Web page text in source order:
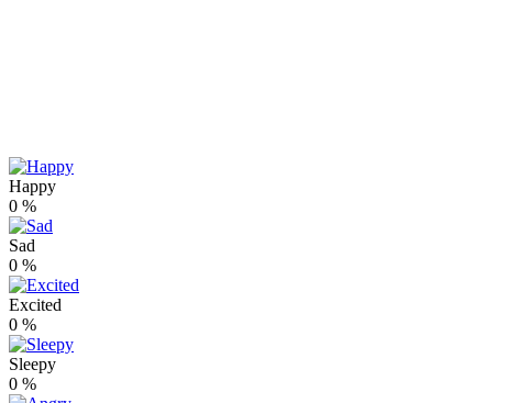
Happy
0 %
Sad
0 %
Excited
0 %
Sleepy
0 %